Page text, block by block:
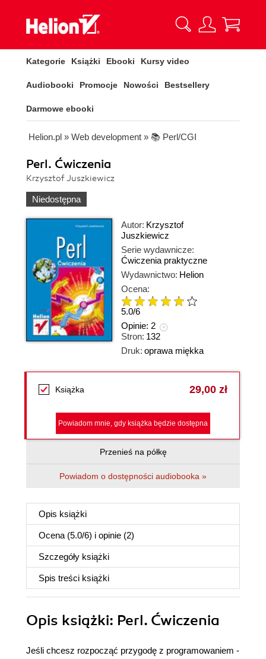
Kategorie Książki Ebooki Kursy video
Audiobooki Promocje Nowości Bestsellery
Darmowe ebooki
Helion.pl » Web development » 📚 Perl/CGI
Perl. Ćwiczenia
Krzysztof Juszkiewicz
Niedostępna
Autor: Krzysztof
Juszkiewicz
Serie wydawnicze:
Ćwiczenia praktyczne
Wydawnictwo: Helion
Ocena:
5.0/6
Opinie: 2
Stron: 132
Druk: oprawa miękka
Książka 29,00 zł
Powiadom mnie, gdy książka będzie dostępna
Przenieś na półkę
Powiadom o dostępności audiobooka »
Opis książki
Ocena (5.0/6) i opinie (2)
Szczegóły książki
Spis treści książki
Opis książki: Perl. Ćwiczenia
Jeśli chcesz rozpocząć przygodę z programowaniem -